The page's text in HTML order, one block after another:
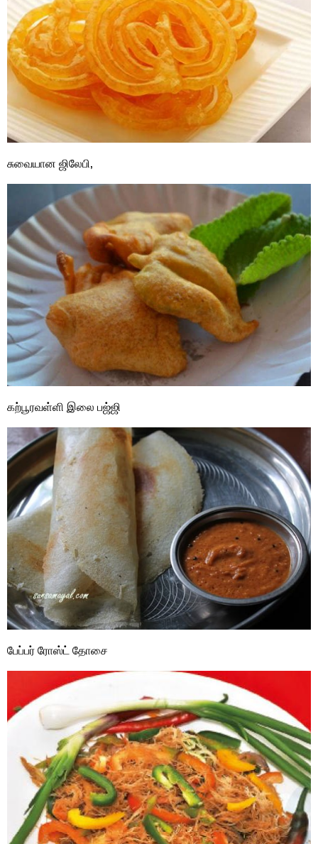
சுவையான ஜிலேபி,
கற்பூரவள்ளி இலை பஜ்ஜி
பேப்பர் ரோஸ்ட் தோசை